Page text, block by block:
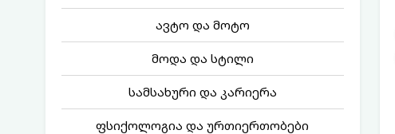
ავტო და მოტო
მოდა და სტილი
სამსახური და კარიერა
ფსიქოლოგია და ურთიერთობები